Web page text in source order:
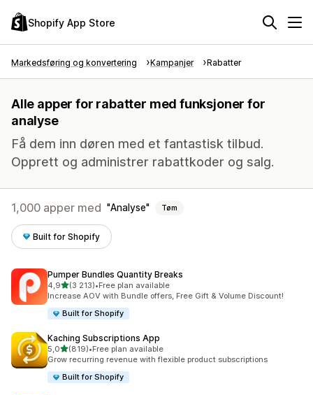
Shopify App Store
Markedsføring og konvertering Kampanjer Rabatter
Alle apper for rabatter med funksjoner for
analyse
Få dem inn døren med et fantastisk tilbud.
Opprett og administrer rabattkoder og salg.
1,000 apper med Analyse Tøm
Built for Shopify
Pumper Bundles Quantity Breaks
4,9av 5 stjerner
(3 213)
Totalt 3213 omtaler
•Free plan available
Increase AOV with Bundle offers, Free Gift & Volume Discount!
Built for Shopify
Kaching Subscriptions App
5,0av 5 stjerner
(819)
Totalt 819 omtaler
•Free plan available
Grow recurring revenue with flexible product subscriptions
Built for Shopify